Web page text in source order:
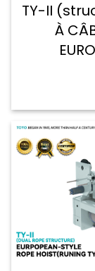
TY-II
À